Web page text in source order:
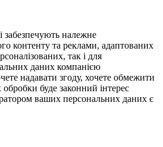
забезпечують належне
контенту та реклами, адаптованих
так і для
даних компанією
надавати згоду, хочете обмежити
буде законний інтерес
ваших персональних даних є